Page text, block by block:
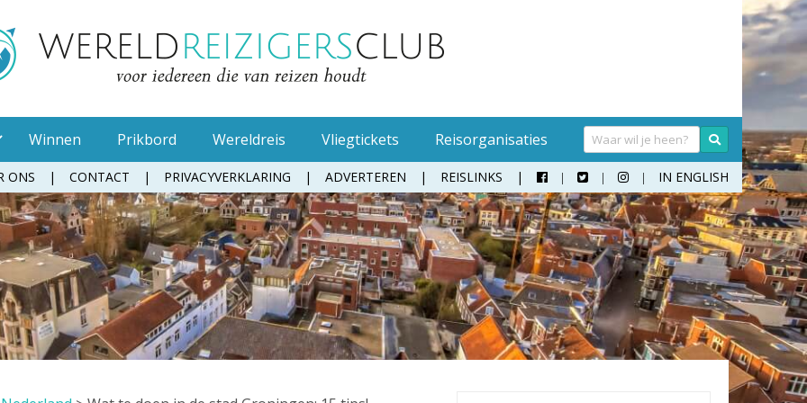
Muggenspray
Oordopjes
Tandenborstel
Toiletpapier
Waterfles
Handwasmiddel
Hangmat
Klamboe
Koffer
Moneybelt
Sokken
Teenslippers
Wandelschoenen
Zonnebril
Winnen Prikbord Wereldreis Vliegtickets Reisorganisaties
ONS CONTACT PRIVACYVERKLARING ADVERTEREN REISLINKS    IN ENGLISH